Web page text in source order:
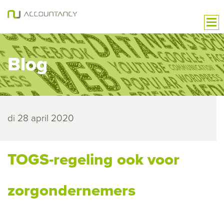
Blog
di 28 april 2020
TOGS-regeling ook voor
zorgondernemers